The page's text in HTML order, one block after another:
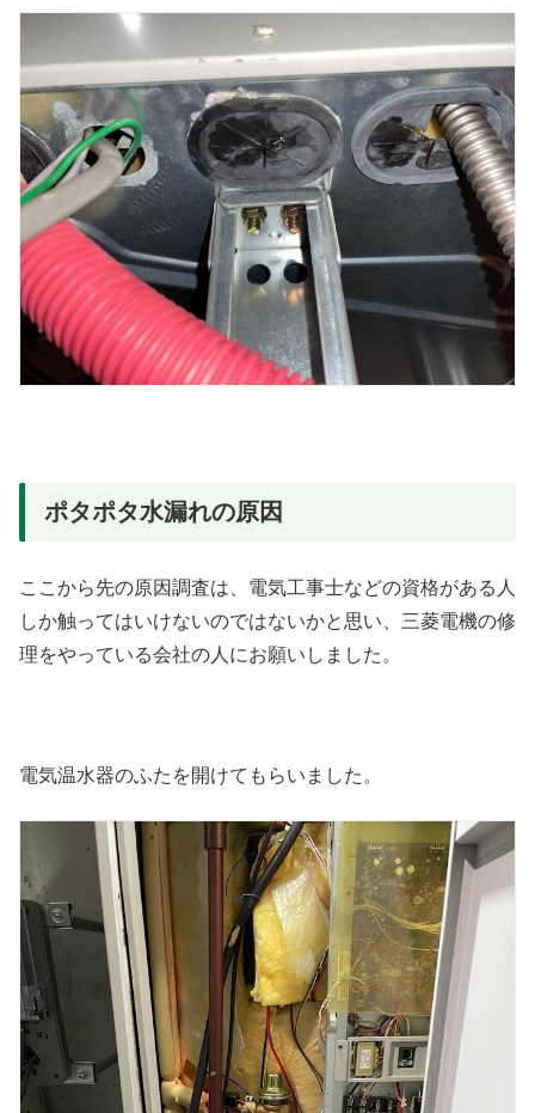
ポタポタ水漏れの原因
ここから先の原因調査は、電気工事士などの資格がある人
しか触ってはいけないのではないかと思い、三菱電機の修
理をやっている会社の人にお願いしました。
電気温水器のふたを開けてもらいました。